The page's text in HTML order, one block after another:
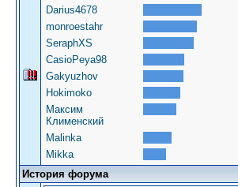
Darius4678
monroestahr
SeraphXS
CasioPeya98
Gakyuzhov
Hokimoko
Максим
Клименский
Malinka
Mikka
История форума